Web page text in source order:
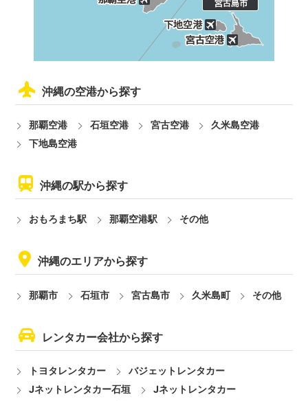
沖縄の空港から探す
那覇空港 石垣空港 宮古空港
久米島空港
下地島空港
沖縄の駅から探す
おもろまち駅 那覇空港駅 その他
沖縄のエリアから探す
那覇市 石垣市 宮古島市 久米島町 その他
レンタカー会社から探す
トヨタレンタカー
バジェットレンタカー
Jネットレンタカー石垣
Jネットレンタカー